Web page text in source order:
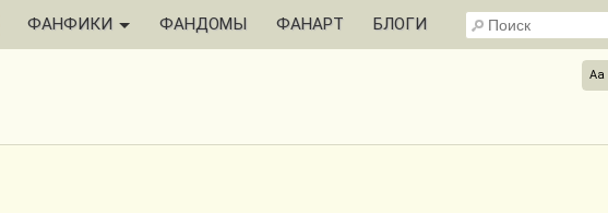
ФАНФИКИ ФАНДОМЫ ФАНАРТ БЛОГИ
Aa